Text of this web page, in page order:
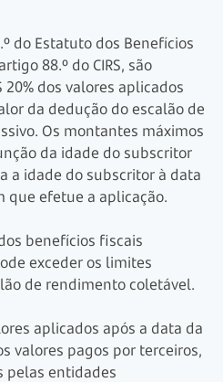
do Estatuto dos Benefícios
88.º do CIRS, são
dos valores aplicados
da dedução do escalão de
Os montantes máximos
da idade do subscritor
a idade do subscritor à data
que efetue a aplicação.
benefícios fiscais
exceder os limites
de rendimento coletável.
aplicados após a data da
valores pagos por terceiros,
pelas entidades